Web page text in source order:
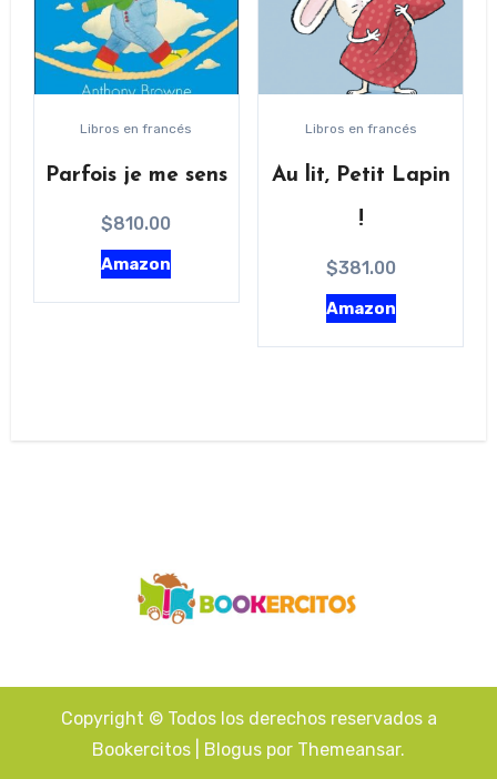
Libros en francés
Parfois je me sens
$810.00
Amazon
Libros en francés
Au lit, Petit Lapin
!
$381.00
Amazon
Copyright © Todos los derechos reservados a
Bookercitos
Blogus por Themeansar.